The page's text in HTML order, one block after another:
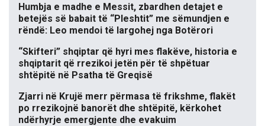
Humbja e madhe e Messit, zbardhen detajet e
betejës së babait të “Pleshtit” me sëmundjen e
rëndë: Leo mendoi të largohej nga Botërori
“Skifteri” shqiptar që hyri mes flakëve, historia e
shqiptarit që rrezikoi jetën për të shpëtuar
shtëpitë në Psatha të Greqisë
Zjarri në Krujë merr përmasa të frikshme, flakët
po rrezikojnë banorët dhe shtëpitë, kërkohet
ndërhyrje emergjente dhe evakuim